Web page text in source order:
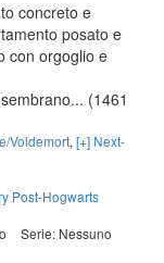
concreto e
posato e
con orgoglio e
(1461
Voldemort, [+] Next-
Post-Hogwarts
Serie: Nessuno